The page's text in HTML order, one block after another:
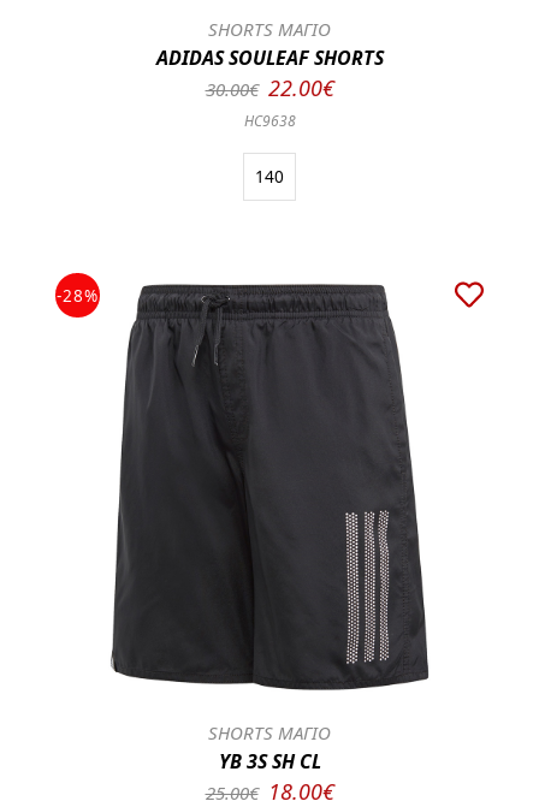
SHORTS ΜΑΓΙΟ
ADIDAS SOULEAF SHORTS
30.00€ 22.00€
HC9638
140
-28%
SHORTS ΜΑΓΙΟ
YB 3S SH CL
25.00€ 18.00€